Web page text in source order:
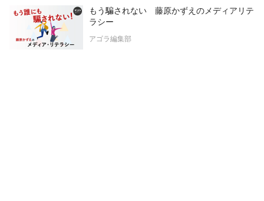
もう騙されない 藤原かずえのメディアリテ
ラシー
アゴラ編集部